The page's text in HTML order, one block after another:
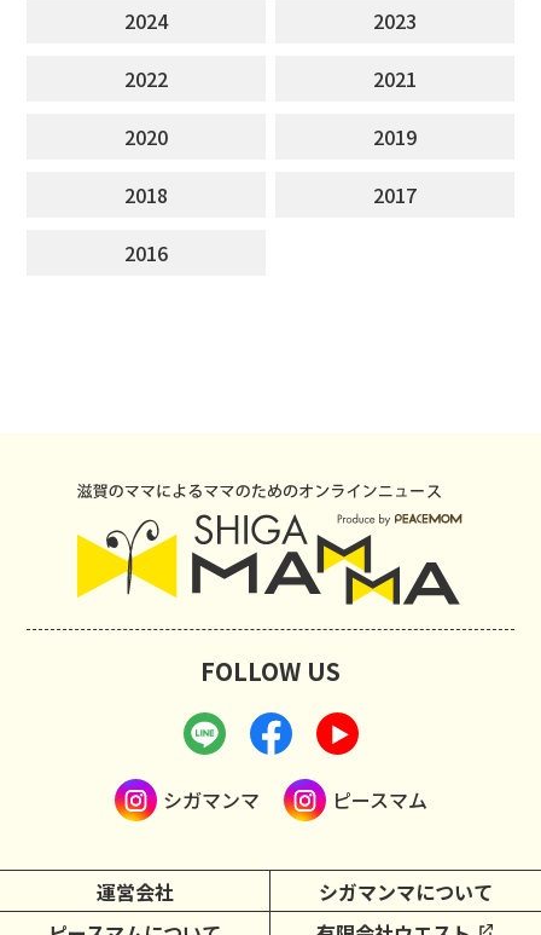
2024
2023
2022
2021
2020
2019
2018
2017
2016
運営会社
シガマンマについて
FOLLOW US
シガマンマ ピースマム